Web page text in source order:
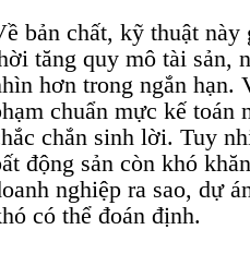
bản chất, kỹ thuật
tăng quy mô tài sản,
hơn trong ngắn
chuẩn mực kế toán
chắn sinh lời. Tuy
động sản còn khó
nghiệp ra sao, dự
có thể đoán định.